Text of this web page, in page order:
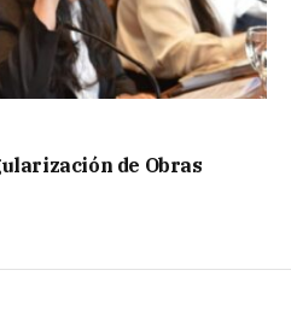
de Obras